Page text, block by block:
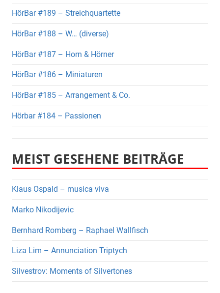
HörBar #189 – Streichquartette
HörBar #188 – W… (diverse)
HörBar #187 – Horn & Hörner
HörBar #186 – Miniaturen
HörBar #185 – Arrangement & Co.
Hörbar #184 – Passionen
MEIST GESEHENE BEITRÄGE
Klaus Ospald – musica viva
Marko Nikodijevic
Bernhard Romberg – Raphael Wallfisch
Liza Lim – Annunciation Triptych
Silvestrov: Moments of Silvertones